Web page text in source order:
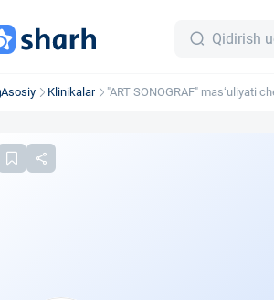
Asosiy Klinikalar "ART SONOGRAF" mas‘uliyati